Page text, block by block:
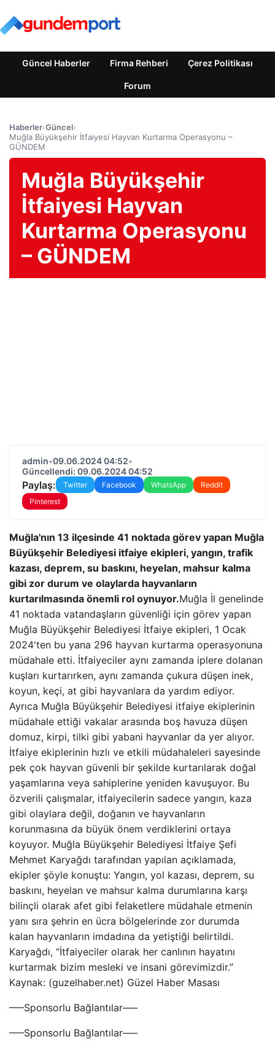
Güncel Haberler Firma Rehberi Çerez Politikası
Forum
Haberler›Güncel›
Muğla Büyükşehir İtfaiyesi Hayvan Kurtarma Operasyonu –
GÜNDEM
Muğla Büyükşehir
İtfaiyesi Hayvan
Kurtarma Operasyonu
– GÜNDEM
admin•09.06.2024 04:52•
Güncellendi: 09.06.2024 04:52
Paylaş: Twitter Facebook WhatsApp
Reddit
Pinterest
Muğla'nın 13 ilçesinde 41 noktada görev yapan Muğla
Büyükşehir Belediyesi itfaiye ekipleri, yangın, trafik
kazası, deprem, su baskını, heyelan, mahsur kalma
gibi zor durum ve olaylarda hayvanların
kurtarılmasında önemli rol oynuyor.Muğla İl genelinde
41 noktada vatandaşların güvenliği için görev yapan
Muğla Büyükşehir Belediyesi İtfaiye ekipleri, 1 Ocak
2024'ten bu yana 296 hayvan kurtarma operasyonuna
müdahale etti. İtfaiyeciler aynı zamanda iplere dolanan
kuşları kurtarırken, aynı zamanda çukura düşen inek,
koyun, keçi, at gibi hayvanlara da yardım ediyor.
Ayrıca Muğla Büyükşehir Belediyesi itfaiye ekiplerinin
müdahale ettiği vakalar arasında boş havuza düşen
domuz, kirpi, tilki gibi yabani hayvanlar da yer alıyor.
İtfaiye ekiplerinin hızlı ve etkili müdahaleleri sayesinde
pek çok hayvan güvenli bir şekilde kurtarılarak doğal
yaşamlarına veya sahiplerine yeniden kavuşuyor. Bu
özverili çalışmalar, itfaiyecilerin sadece yangın, kaza
gibi olaylara değil, doğanın ve hayvanların
korunmasına da büyük önem verdiklerini ortaya
koyuyor. Muğla Büyükşehir Belediyesi İtfaiye Şefi
Mehmet Karyağdı tarafından yapılan açıklamada,
ekipler şöyle konuştu: Yangın, yol kazası, deprem, su
baskını, heyelan ve mahsur kalma durumlarına karşı
bilinçli olarak afet gibi felaketlere müdahale etmenin
yanı sıra şehrin en ücra bölgelerinde zor durumda
kalan hayvanların imdadına da yetiştiği belirtildi.
Karyağdı, “İtfaiyeciler olarak her canlının hayatını
kurtarmak bizim mesleki ve insani görevimizdir.”
Kaynak: (guzelhaber.net) Güzel Haber Masası
—–Sponsorlu Bağlantılar—–
—–Sponsorlu Bağlantılar—–